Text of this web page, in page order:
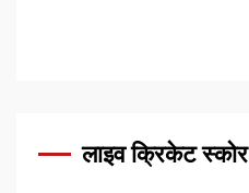
लाइव क्रिकेट स्कोर